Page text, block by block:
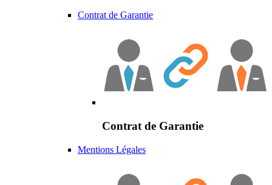
Contrat de Garantie
Contrat de Garantie
Mentions Légales